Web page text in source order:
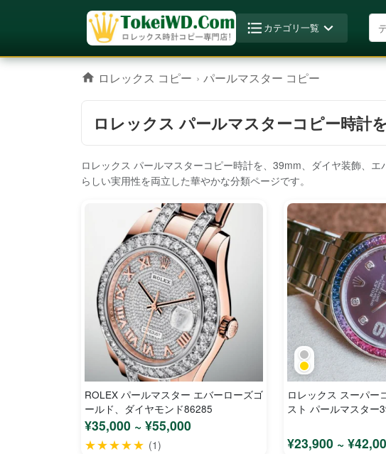
カテゴリ一覧
ロレックス コピー パールマスター コピー
ロレックス パールマスターコピー時計
ロレックス パールマスターコピー時計を、39mm、ダイヤ装飾、
らしい実用性を両立した華やかな分類ページです。
ROLEX パールマスター エバーローズゴ
ールド、ダイヤモンド86285
¥35,000 ~ ¥55,000
★★★★★ (1)
ロレックス スーパー
スト パールマスター
¥23,900 ~